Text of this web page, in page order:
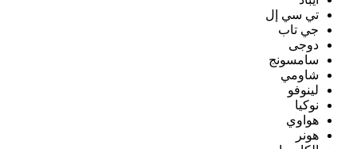
تي سي إل
جي تاب
دوجى
سامسونج
شاومي
لينوفو
نوكيا
هواوي
هونر